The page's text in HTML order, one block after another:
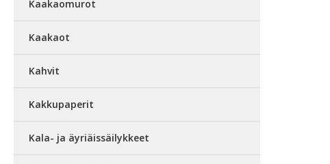
Kaakaomurot
Kaakaot
Kahvit
Kakkupaperit
Kala- ja äyriäissäilykkeet